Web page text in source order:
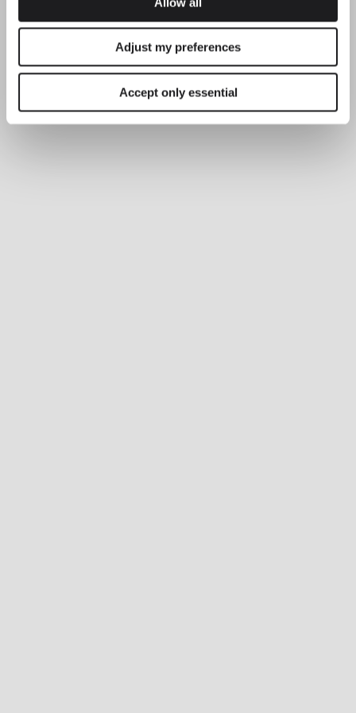
Adjust my preferences
Accept only essential